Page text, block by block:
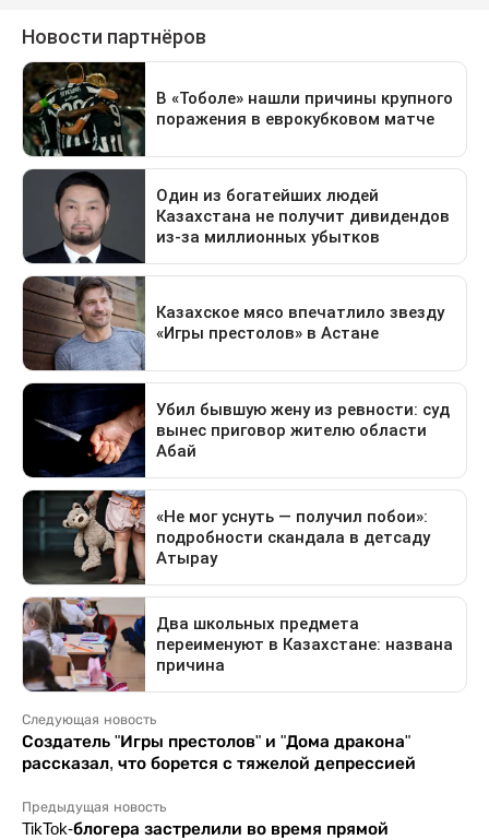
Следующая новость
Создатель "Игры престолов" и "Дома дракона"
рассказал, что борется с тяжелой депрессией
Предыдущая новость
TikTok-блогера застрелили во время прямой